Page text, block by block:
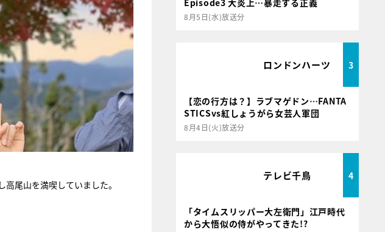
尾山を満喫していました。
Episode3 大炎上…暴走する正義
8月5日(水)放送分
ロンドンハーツ 3
【恋の行方は？】ラブマゲドン…FANTA
STICSvs紅しょうがら女芸人軍団
8月4日(火)放送分
テレビ千鳥 4
「タイムスリッパー大左衛門」江戸時代
から大悟似の侍がやってきた!?